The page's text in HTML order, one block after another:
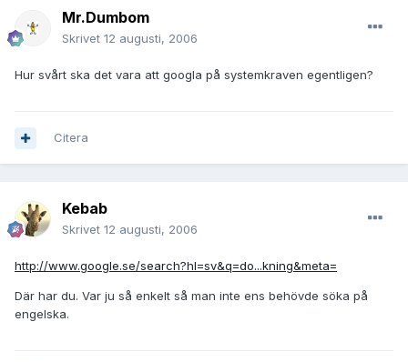
Mr.Dumbom
Skrivet 12 augusti, 2006
Hur svårt ska det vara att googla på systemkraven egentligen?
Citera
Kebab
Skrivet 12 augusti, 2006
http://www.google.se/search?hl=sv&q=do...kning&meta=
Där har du. Var ju så enkelt så man inte ens behövde söka på
engelska.